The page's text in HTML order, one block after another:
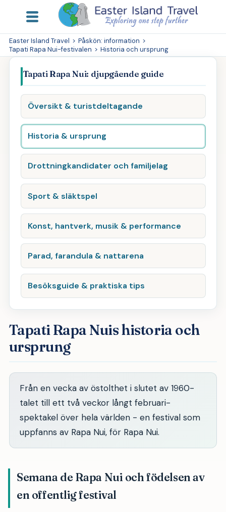
Easter Island Travel > Påskön: information >
Tapati Rapa Nui-festivalen > Historia och ursprung
Tapati Rapa Nui: djupgående guide
Översikt & turistdeltagande
Historia & ursprung
Drottningkandidater och familjelag
Sport & släktspel
Konst, hantverk, musik & performance
Parad, farandula & nattarena
Besöksguide & praktiska tips
Tapati Rapa Nuis historia och
ursprung
Från en vecka av östolthet i slutet av 1960-
talet till ett två veckor långt februari-
spektakel över hela världen - en festival som
uppfanns av Rapa Nui, för Rapa Nui.
Semana de Rapa Nui och födelsen av
en offentlig festival